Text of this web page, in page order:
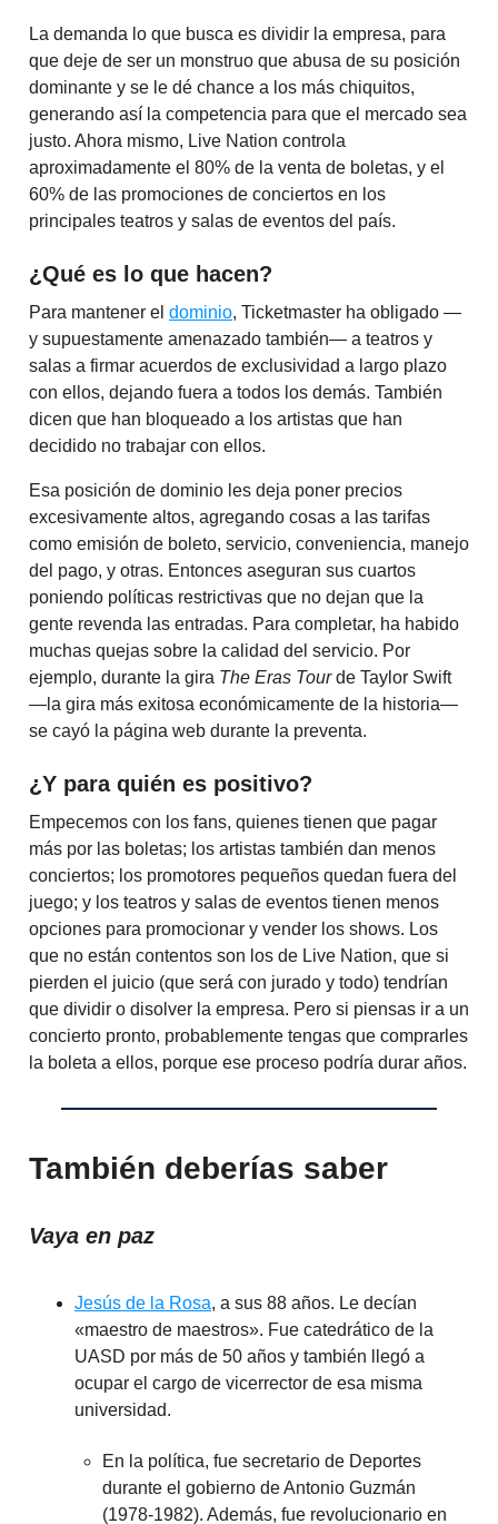
La demanda lo que busca es dividir la empresa, para
que deje de ser un monstruo que abusa de su posición
dominante y se le dé chance a los más chiquitos,
generando así la competencia para que el mercado sea
justo. Ahora mismo, Live Nation controla
aproximadamente el 80% de la venta de boletas, y el
60% de las promociones de conciertos en los
principales teatros y salas de eventos del país.
¿Qué es lo que hacen?
Para mantener el dominio, Ticketmaster ha obligado —
y supuestamente amenazado también— a teatros y
salas a firmar acuerdos de exclusividad a largo plazo
con ellos, dejando fuera a todos los demás. También
dicen que han bloqueado a los artistas que han
decidido no trabajar con ellos.
Esa posición de dominio les deja poner precios
excesivamente altos, agregando cosas a las tarifas
como emisión de boleto, servicio, conveniencia, manejo
del pago, y otras. Entonces aseguran sus cuartos
poniendo políticas restrictivas que no dejan que la
gente revenda las entradas. Para completar, ha habido
muchas quejas sobre la calidad del servicio. Por
ejemplo, durante la gira The Eras Tourde Taylor Swift
—la gira más exitosa económicamente de la historia—
se cayó la página web durante la preventa.
¿Y para quién es positivo?
Empecemos con los fans, quienes tienen que pagar
más por las boletas; los artistas también dan menos
conciertos; los promotores pequeños quedan fuera del
juego; y los teatros y salas de eventos tienen menos
opciones para promocionar y vender los shows. Los
que no están contentos son los de Live Nation, que si
pierden el juicio (que será con jurado y todo) tendrían
que dividir o disolver la empresa. Pero si piensas ir a un
concierto pronto, probablemente tengas que comprarles
la boleta a ellos, porque ese proceso podría durar años.
También deberías saber
Vaya en paz
Jesús de la Rosa, a sus 88 años. Le decían
«maestro de maestros». Fue catedrático de la
UASD por más de 50 años y también llegó a
ocupar el cargo de vicerrector de esa misma
universidad.
En la política, fue secretario de Deportes
durante el gobierno de Antonio Guzmán
(1978-1982). Además, fue revolucionario en